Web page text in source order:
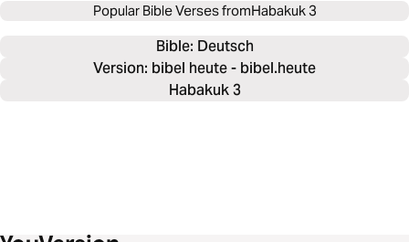
Popular Bible Verses fromHabakuk 3
Bible: Deutsch
Version: bibel heute - bibel.heute
Habakuk 3